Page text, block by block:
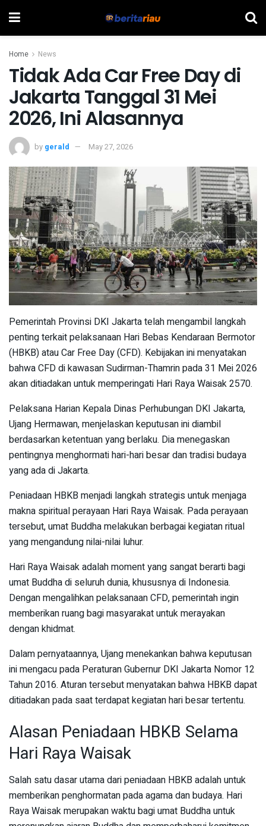
Home News
Tidak Ada Car Free Day di
Jakarta Tanggal 31 Mei
2026, Ini Alasannya
by gerald May 27, 2026
Pemerintah Provinsi DKI Jakarta telah mengambil langkah
penting terkait pelaksanaan Hari Bebas Kendaraan Bermotor
(HBKB) atau Car Free Day (CFD). Kebijakan ini menyatakan
bahwa CFD di kawasan Sudirman-Thamrin pada 31 Mei 2026
akan ditiadakan untuk memperingati Hari Raya Waisak 2570.
Pelaksana Harian Kepala Dinas Perhubungan DKI Jakarta,
Ujang Hermawan, menjelaskan keputusan ini diambil
berdasarkan ketentuan yang berlaku. Dia menegaskan
pentingnya menghormati hari-hari besar dan tradisi budaya
yang ada di Jakarta.
Peniadaan HBKB menjadi langkah strategis untuk menjaga
makna spiritual perayaan Hari Raya Waisak. Pada perayaan
tersebut, umat Buddha melakukan berbagai kegiatan ritual
yang mengandung nilai-nilai luhur.
Hari Raya Waisak adalah moment yang sangat berarti bagi
umat Buddha di seluruh dunia, khususnya di Indonesia.
Dengan mengalihkan pelaksanaan CFD, pemerintah ingin
memberikan ruang bagi masyarakat untuk merayakan
dengan khidmat.
Dalam pernyataannya, Ujang menekankan bahwa keputusan
ini mengacu pada Peraturan Gubernur DKI Jakarta Nomor 12
Tahun 2016. Aturan tersebut menyatakan bahwa HBKB dapat
ditiadakan pada saat terdapat kegiatan hari besar tertentu.
Alasan Peniadaan HBKB Selama
Hari Raya Waisak
Salah satu dasar utama dari peniadaan HBKB adalah untuk
memberikan penghormatan pada agama dan budaya. Hari
Raya Waisak merupakan waktu bagi umat Buddha untuk